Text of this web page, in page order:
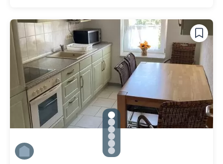
gallery.slide_selector
Zu Slide 1 wechseln
Zu Slide 2 wechseln
Zu Slide 3 wechseln
Zu Slide 4 wechseln
Zu Slide 5 wechseln
Zu Slide 6 wechseln